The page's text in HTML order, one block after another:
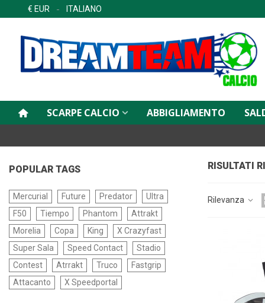
€ EUR ITALIANO
SCARPE CALCIO ABBIGLIAMENTO
POPULAR TAGS
Mercurial Future Predator
Ultra
F50
Tiempo Phantom
Attrakt
Morelia
Copa King
X Crazyfast
Super Sala
Speed Contact
Stadio
Contest
Atrrakt Truco
Fastgrip
Attacanto
X Speedportal
RISULTATI
Rilevanza